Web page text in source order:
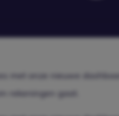
met onze nieuwe
rekeningen gaat.